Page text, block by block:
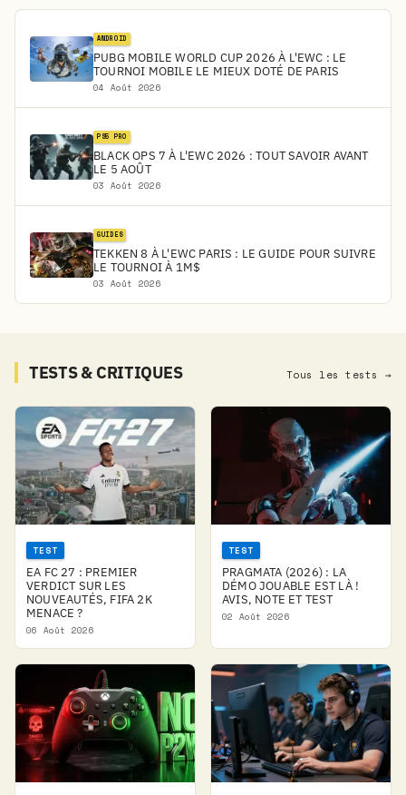
ANDROID
PUBG MOBILE WORLD CUP 2026 À L'EWC : LE
TOURNOI MOBILE LE MIEUX DOTÉ DE PARIS
04 Août 2026
PS5 PRO
BLACK OPS 7 À L'EWC 2026 : TOUT SAVOIR AVANT
LE 5 AOÛT
03 Août 2026
GUIDES
TEKKEN 8 À L'EWC PARIS : LE GUIDE POUR SUIVRE
LE TOURNOI À 1M$
03 Août 2026
TESTS & CRITIQUES Tous les tests →
TEST
EA FC 27 : PREMIER
VERDICT SUR LES
NOUVEAUTÉS, FIFA 2K
MENACE ?
06 Août 2026
TEST
PRAGMATA (2026) : LA
DÉMO JOUABLE EST LÀ !
AVIS, NOTE ET TEST
02 Août 2026